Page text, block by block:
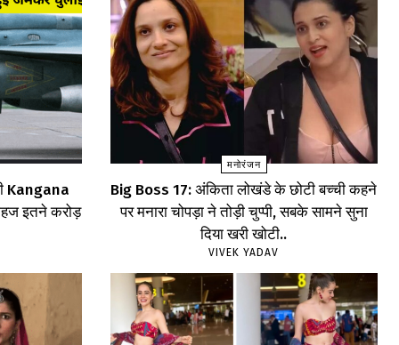
Kangana
इतने करोड़
मनोरंजन
Big Boss 17: अंकिता लोखंडे के छोटी बच्ची कहने
पर मनारा चोपड़ा ने तोड़ी चुप्पी, सबके सामने सुना
दिया खरी खोटी..
VIVEK YADAV